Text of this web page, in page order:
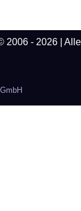
2006 - 2026 | Alle